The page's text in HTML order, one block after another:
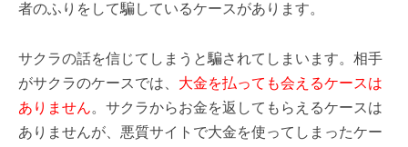
者のふりをして騙しているケースがあります。
サクラの話を信じてしまうと騙されてしまいます。相手
がサクラのケースでは、 大金を払っても会えるケースは
ありません。サクラからお金を返してもらえるケースは
ありませんが、悪質サイトで大金を使ってしまったケー